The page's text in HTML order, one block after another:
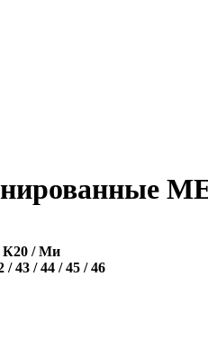
К20 / Ми
/ 43 / 44 / 45 / 46